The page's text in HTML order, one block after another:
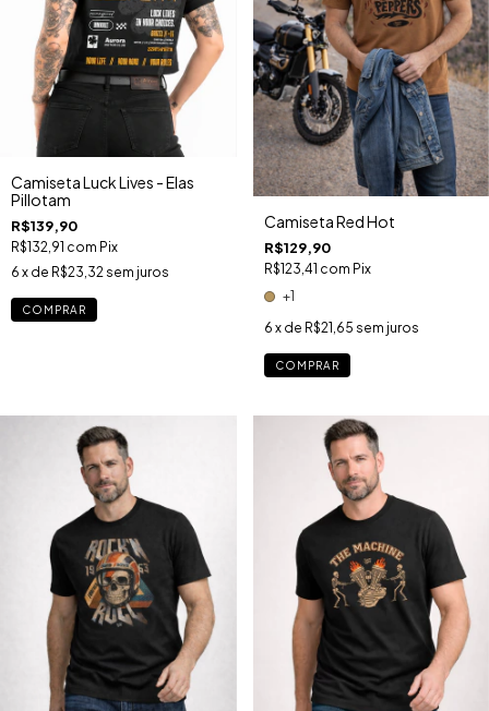
Camiseta Luck Lives - Elas
Pillotam
R$139,90
R$132,91 com Pix
6 x de R$23,32 sem juros
COMPRAR
Camiseta Red Hot
R$129,90
R$123,41 com Pix
+1
6 x de R$21,65 sem juros
COMPRAR